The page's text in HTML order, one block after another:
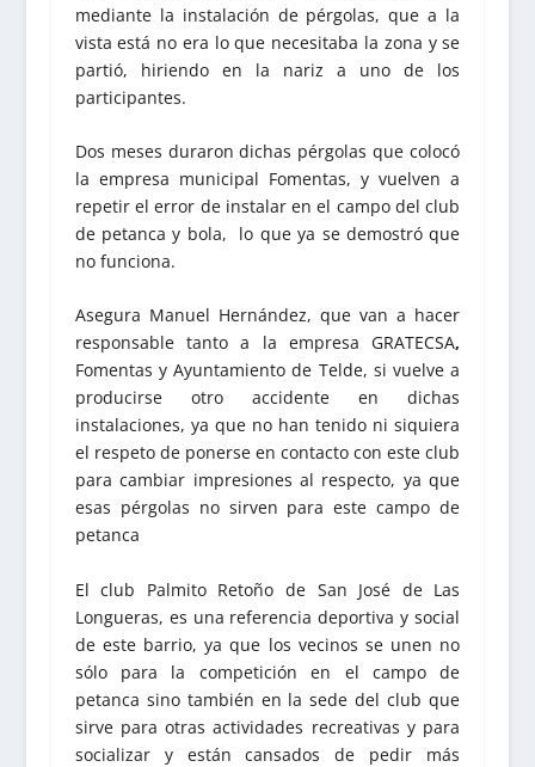
mediante la instalación de pérgolas, que a la
vista está no era lo que necesitaba la zona y se
partió, hiriendo en la nariz a uno de los
participantes.
Dos meses duraron dichas pérgolas que colocó
la empresa municipal Fomentas, y vuelven a
repetir el error de instalar en el campo del club
de petanca y bola, lo que ya se demostró que
no funciona.
Asegura Manuel Hernández, que van a hacer
responsable tanto a la empresa GRATECSA,
Fomentas y Ayuntamiento de Telde, si vuelve a
producirse otro accidente en dichas
instalaciones, ya que no han tenido ni siquiera
el respeto de ponerse en contacto con este club
para cambiar impresiones al respecto, ya que
esas pérgolas no sirven para este campo de
petanca
El club Palmito Retoño de San José de Las
Longueras, es una referencia deportiva y social
de este barrio, ya que los vecinos se unen no
sólo para la competición en el campo de
petanca sino también en la sede del club que
sirve para otras actividades recreativas y para
socializar y están cansados de pedir más